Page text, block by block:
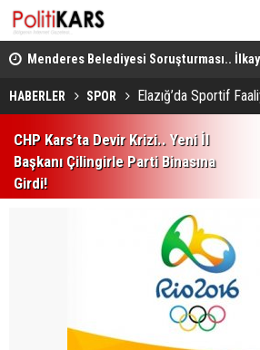
Menderes Belediyesi Soruşturması..
Aralarında Olduğu 10 Kişi Tutuklandı!
HABERLER SPOR Elazığ’da Sportif
CHP Kars’ta Devir Krizi.. Yeni İl
Başkanı Çilingirle Parti Binasına
Girdi!